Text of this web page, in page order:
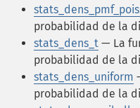
probabilidad de la
stats_dens_t — La
probabilidad de la
stats_dens_uniform
probabilidad de la